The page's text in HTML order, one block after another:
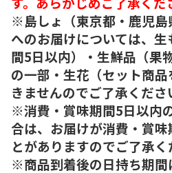
※島しょ（東京都・鹿児島
へのお届けについては、
間5日以内）・生鮮品（果
の一部・生花（セット商
きませんのでご了承くださ
※消費・賞味期間5日以内
合は、お届けが消費・賞
とがありますのでご了承く
※商品到着後の日持ち期間